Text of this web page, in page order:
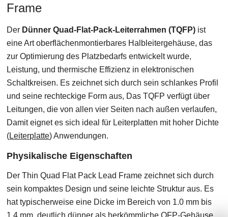
Frame
Der Dünner Quad-Flat-Pack-Leiterrahmen (TQFP) ist
eine Art oberflächenmontierbares Halbleitergehäuse, das
zur Optimierung des Platzbedarfs entwickelt wurde,
Leistung, und thermische Effizienz in elektronischen
Schaltkreisen. Es zeichnet sich durch sein schlankes Profil
und seine rechteckige Form aus, Das TQFP verfügt über
Leitungen, die von allen vier Seiten nach außen verlaufen,
Damit eignet es sich ideal für Leiterplatten mit hoher Dichte
(Leiterplatte) Anwendungen.
Physikalische Eigenschaften
Der Thin Quad Flat Pack Lead Frame zeichnet sich durch
sein kompaktes Design und seine leichte Struktur aus. Es
hat typischerweise eine Dicke im Bereich von 1.0 mm bis
1.4 mm, deutlich dünner als herkömmliche QFP-Gehäuse,